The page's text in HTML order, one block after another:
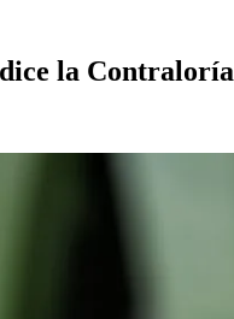
la Contraloría